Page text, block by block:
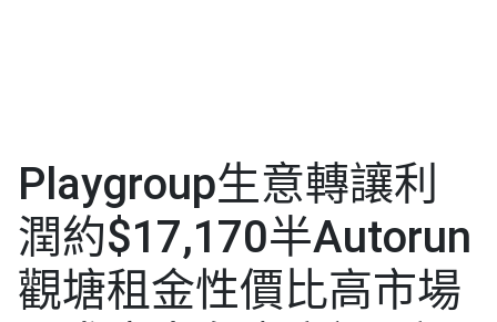
Playgroup生意轉讓利
潤約$17,170半Autorun
觀塘租金性價比高市場